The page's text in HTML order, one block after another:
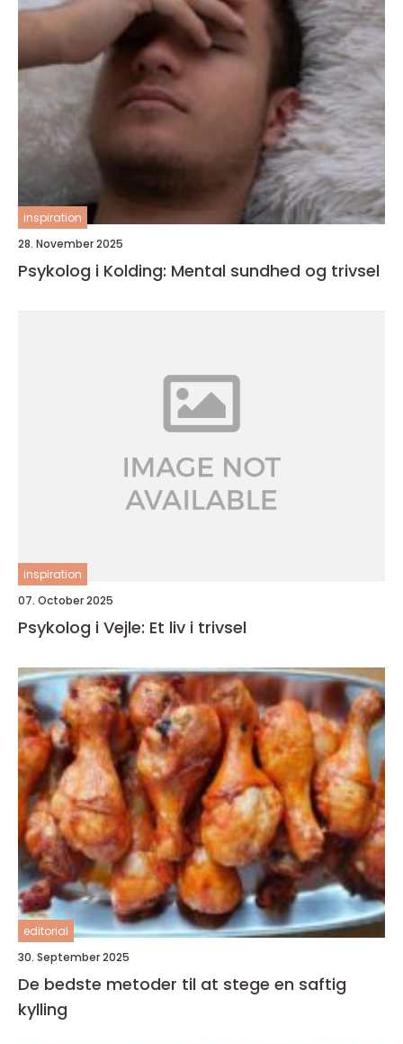
inspiration
28. November 2025
Psykolog i Kolding: Mental sundhed og trivsel
inspiration
07. October 2025
Psykolog i Vejle: Et liv i trivsel
editorial
30. September 2025
De bedste metoder til at stege en saftig
kylling